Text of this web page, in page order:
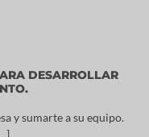
DESARROLLAR
y sumarte a su equipo.